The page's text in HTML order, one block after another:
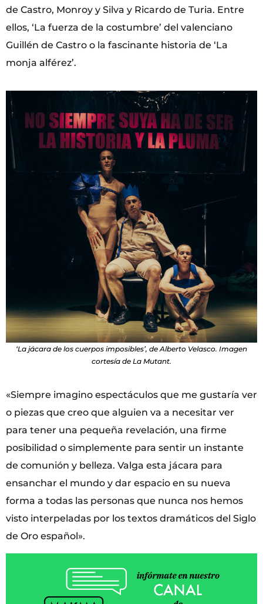
de Castro, Monroy y Silva y Ricardo de Turia. Entre
ellos, ‘La fuerza de la costumbre’ del valenciano
Guillén de Castro o la fascinante historia de ‘La
monja alférez’.
‘La jácara de los cuerpos imposibles’, de Alberto Velasco. Imagen
cortesía de La Mutant.
«Siempre imagino espectáculos que me gustaría ver
o piezas que creo que alguien va a necesitar ver
para tener una pequeña revelación, una firme
posibilidad o simplemente para sentir un instante
de comunión y belleza. Valga esta jácara para
ensanchar el mundo y dar espacio en su nueva
forma a todas las personas que nunca nos hemos
visto interpeladas por los textos dramáticos del Siglo
de Oro español».